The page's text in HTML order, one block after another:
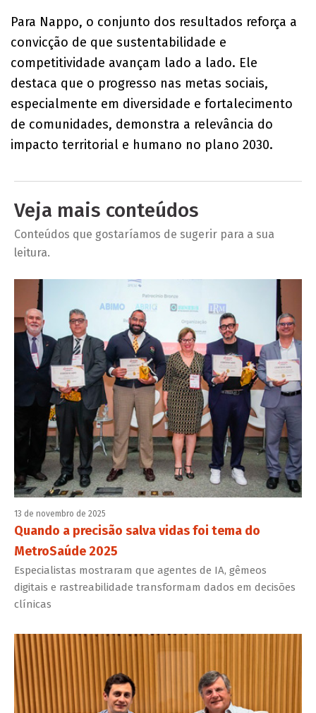
Para Nappo, o conjunto dos resultados reforça a
convicção de que sustentabilidade e
competitividade avançam lado a lado. Ele
destaca que o progresso nas metas sociais,
especialmente em diversidade e fortalecimento
de comunidades, demonstra a relevância do
impacto territorial e humano no plano 2030.
Veja mais conteúdos
Conteúdos que gostaríamos de sugerir para a sua
leitura.
13 de novembro de 2025
Quando a precisão salva vidas foi tema do
MetroSaúde 2025
Especialistas mostraram que agentes de IA, gêmeos
digitais e rastreabilidade transformam dados em decisões
clínicas